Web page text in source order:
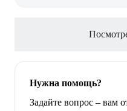
Нужна помощь?
Задайте вопрос – вам